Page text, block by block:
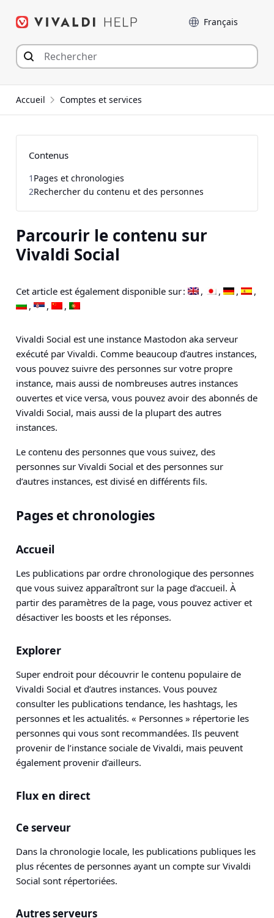
Langue
Accueil Comptes et services
Parcourir le contenu sur
Vivaldi Social
Cet article est également disponible sur :
Vivaldi Social est une instance Mastodon aka serveur
exécuté par Vivaldi. Comme beaucoup d’autres instances,
vous pouvez suivre des personnes sur votre propre
instance, mais aussi de nombreuses autres instances
ouvertes et vice versa, vous pouvez avoir des abonnés de
Vivaldi Social, mais aussi de la plupart des autres
instances.
Le contenu des personnes que vous suivez, des
personnes sur Vivaldi Social et des personnes sur
d’autres instances, est divisé en différents fils.
Pages et chronologies
Accueil
Les publications par ordre chronologique des personnes
que vous suivez apparaîtront sur la page d’accueil. À
partir des paramètres de la page, vous pouvez activer et
désactiver les boosts et les réponses.
Explorer
Super endroit pour découvrir le contenu populaire de
Vivaldi Social et d’autres instances. Vous pouvez
consulter les publications tendance, les hashtags, les
personnes et les actualités. « Personnes » répertorie les
personnes qui vous sont recommandées. Ils peuvent
provenir de l’instance sociale de Vivaldi, mais peuvent
également provenir d’ailleurs.
Flux en direct
Ce serveur
Dans la chronologie locale, les publications publiques les
plus récentes de personnes ayant un compte sur Vivaldi
Social sont répertoriées.
Autres serveurs
Contenus
1 Pages et chronologies
2Rechercher du contenu et des personnes